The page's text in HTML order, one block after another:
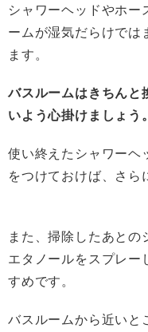
シャワーヘッドやホー
ームが湿気だらけでは
ます。
バスルームはきちんと
いよう心掛けましょう。
使い終えたシャワーヘ
をつけておけば、さら
また、掃除したあと
エタノールをスプレー
すめです。
バスルームから近いと